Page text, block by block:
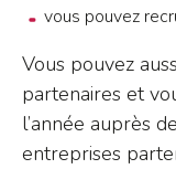
vous pouvez
Vous pouvez
partenaires et
l’année auprès
entreprises